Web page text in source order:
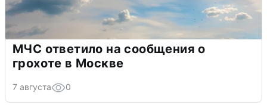
МЧС ответило на сообщения о
грохоте в Москве
7 августа 0